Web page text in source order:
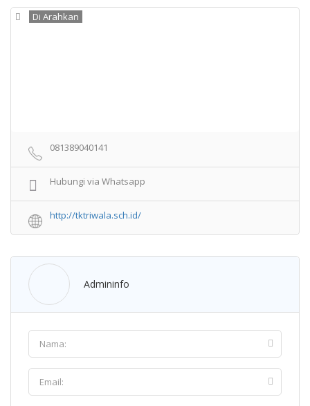
Di Arahkan
081389040141
Hubungi via Whatsapp
http://tktriwala.sch.id/
Admininfo